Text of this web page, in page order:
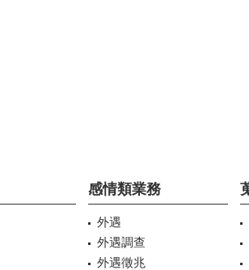
感情類業務
外遇
外遇調查
外遇徵兆